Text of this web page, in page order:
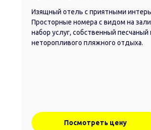
Изящный отель с приятными
Просторные номера с видом на
набор услуг, собственный
неторопливого пляжного отдыха.
Посмотреть цену